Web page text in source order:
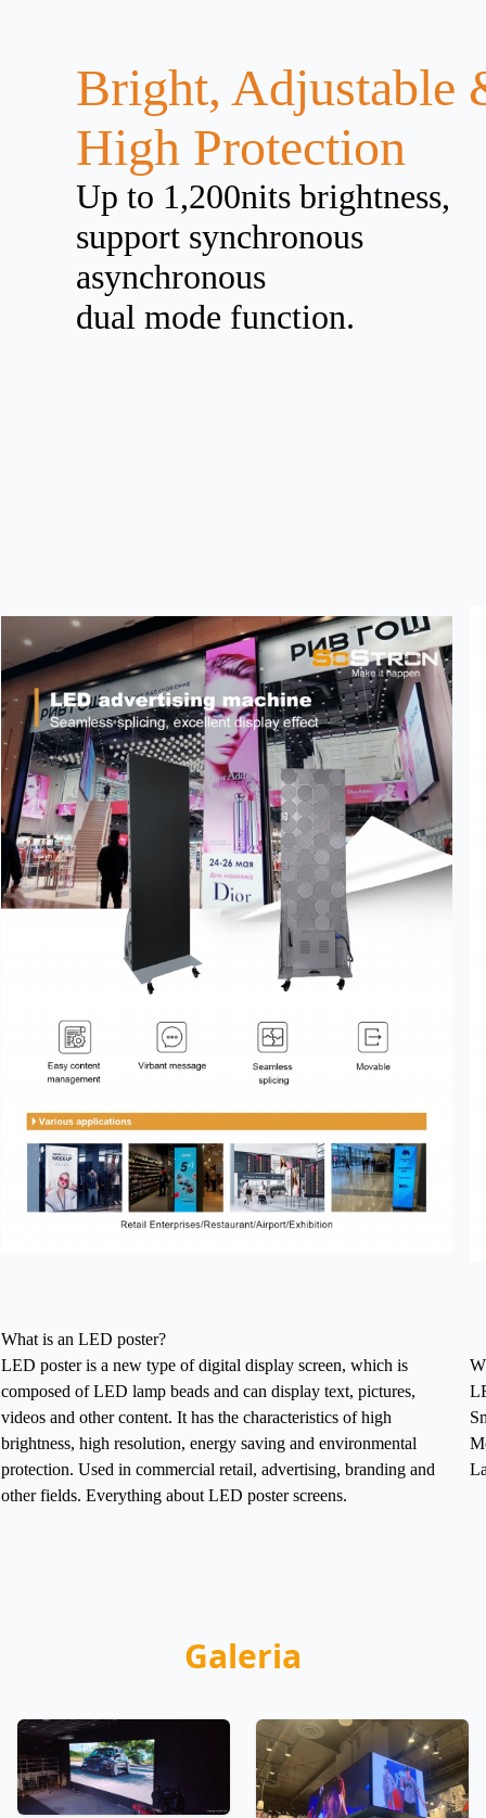
Bright, Adjustable
High Protection
Up to 1,200nits brightness,
support synchronous
asynchronous
dual mode function.
What is an LED poster?
LED poster is a new type of digital display screen, which is
composed of LED lamp beads and can display text, pictures,
videos and other content. It has the characteristics of high
brightness, high resolution, energy saving and environmental
protection. Used in commercial retail, advertising, branding and
other fields. Everything about LED poster screens.
Galeria